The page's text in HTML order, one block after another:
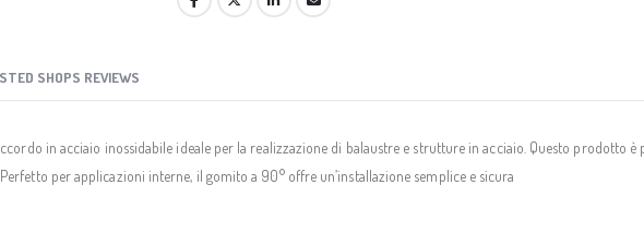
SHOPS REVIEWS
in acciaio inossidabile ideale per la realizzazione di balaustre e strutture in acciaio. Questo prodotto
per applicazioni interne, il gomito a 90° offre un’installazione semplice e sicura